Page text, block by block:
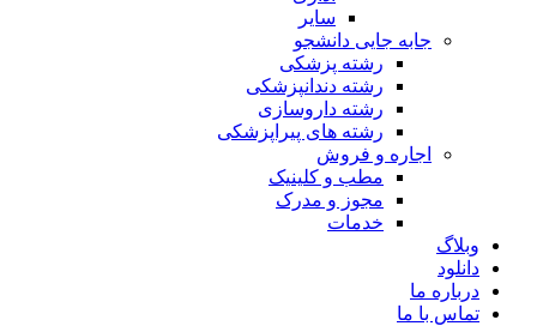
سایر
جابه جایی دانشجو
رشته پزشکی
رشته دندانپزشکی
رشته داروسازی
رشته های پیراپزشکی
اجاره و فروش
مطب و کلینیک
مجوز و مدرک
خدمات
وبلاگ
دانلود
درباره ما
تماس با ما